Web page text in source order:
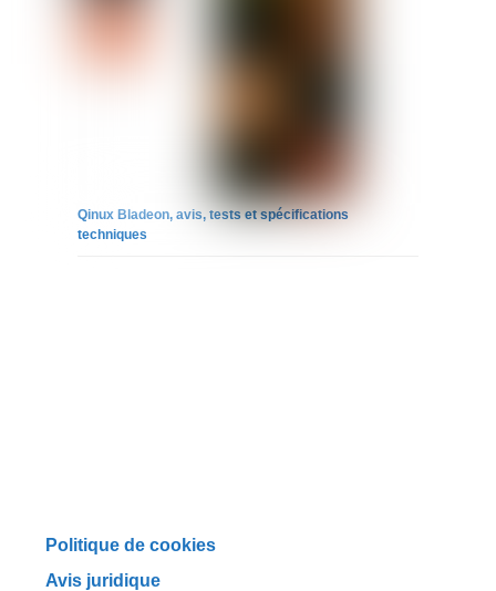
Qinux Bladeon, avis, tests et spécifications
techniques
Politique de cookies
Avis juridique